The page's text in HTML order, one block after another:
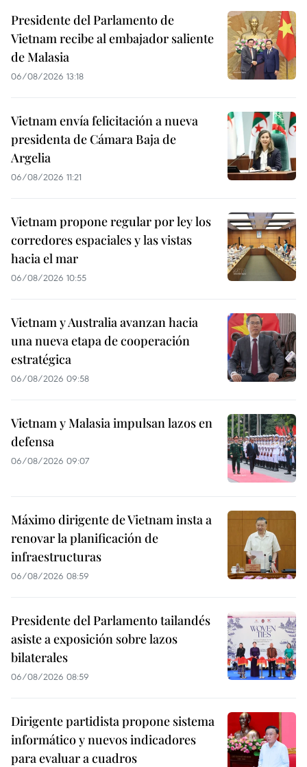
Presidente del Parlamento de
Vietnam recibe al embajador saliente
de Malasia
06/08/2026 13:18
Vietnam envía felicitación a nueva
presidenta de Cámara Baja de
Argelia
06/08/2026 11:21
Vietnam propone regular por ley los
corredores espaciales y las vistas
hacia el mar
06/08/2026 10:55
Vietnam y Australia avanzan hacia
una nueva etapa de cooperación
estratégica
06/08/2026 09:58
Vietnam y Malasia impulsan lazos en
defensa
06/08/2026 09:07
Máximo dirigente de Vietnam insta a
renovar la planificación de
infraestructuras
06/08/2026 08:59
Presidente del Parlamento tailandés
asiste a exposición sobre lazos
bilaterales
06/08/2026 08:59
Dirigente partidista propone sistema
informático y nuevos indicadores
para evaluar a cuadros